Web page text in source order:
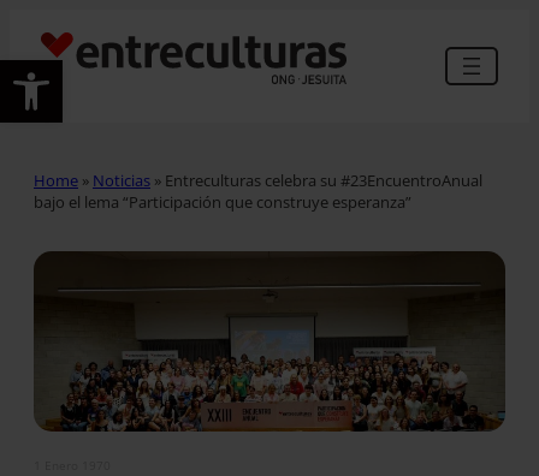
Abrir barra de herramientas
Home » Noticias » Entreculturas celebra su #23EncuentroAnual
bajo el lema “Participación que construye esperanza”